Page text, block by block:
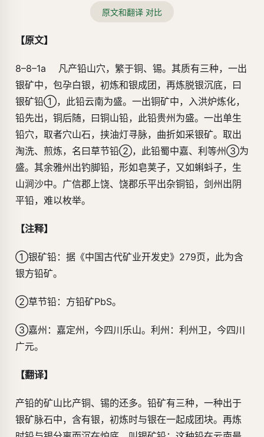
原文和翻译 对比
【原文】
8–8–1a 凡产铅山穴，繁于铜、锡。其质有三种，一出
银矿中，包孕白银，初炼和银成团，再炼脱银沉底，曰
银矿铅①，此铅云南为盛。一出铜矿中，入洪炉炼化，
铅先出，铜后随，曰铜山铅，此铅贵州为盛。一出单生
铅穴，取者穴山石，挟油灯寻脉，曲折如采银矿。取出
淘洗、煎炼，名曰草节铅②，此铅蜀中嘉、利等州③为
盛。其余雅州出钓脚铅，形如皂荚子，又如蝌蚪子，生
山涧沙中。广信郡上饶、饶郡乐平出杂铜铅，剑州出阴
平铅，难以枚举。
【注释】
①银矿铅：据《中国古代矿业开发史》279页，此为含
银方铅矿。
②草节铅：方铅矿PbS。
③嘉州：嘉定州，今四川乐山。利州：利州卫，今四川
广元。
【翻译】
产铅的矿山比产铜、锡的还多。铅矿有三种，一种出于
银矿脉石中，含有银，初炼时与银在一起成团块。再炼